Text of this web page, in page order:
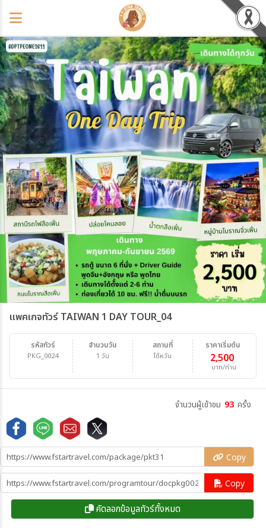
แพคเกจทัวร์ TAIWAN 1 DAY TOUR_04
รหัสทัวร์
PKG_0024
สถานที่
ไต้หวัน
จำนวนวัน
1 วัน
ราคาเริ่มต้น
2,500
บาท/ท่าน
จำนวนผู้เข้าชม 93 ครั้ง
Copy
Copy
คัดลอกข้อมูลทัวร์ทั้งหมด